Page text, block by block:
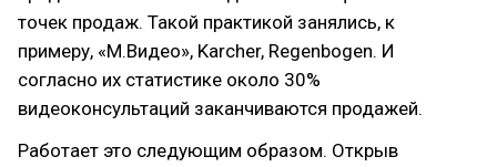
точек продаж. Такой практикой занялись, к
примеру, «М.Видео», Karcher, Regenbogen. И
согласно их статистике около 30%
видеоконсультаций заканчиваются продажей.
Работает это следующим образом. Открыв